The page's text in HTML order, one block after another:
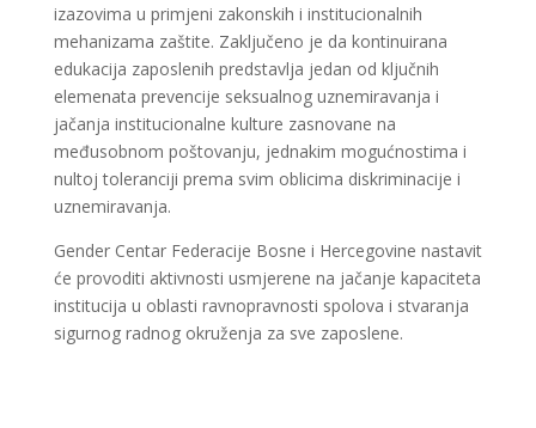
izazovima u primjeni zakonskih i institucionalnih
mehanizama zaštite. Zaključeno je da kontinuirana
edukacija zaposlenih predstavlja jedan od ključnih
elemenata prevencije seksualnog uznemiravanja i
jačanja institucionalne kulture zasnovane na
međusobnom poštovanju, jednakim mogućnostima i
nultoj toleranciji prema svim oblicima diskriminacije i
uznemiravanja.
Gender Centar Federacije Bosne i Hercegovine nastavit
će provoditi aktivnosti usmjerene na jačanje kapaciteta
institucija u oblasti ravnopravnosti spolova i stvaranja
sigurnog radnog okruženja za sve zaposlene.